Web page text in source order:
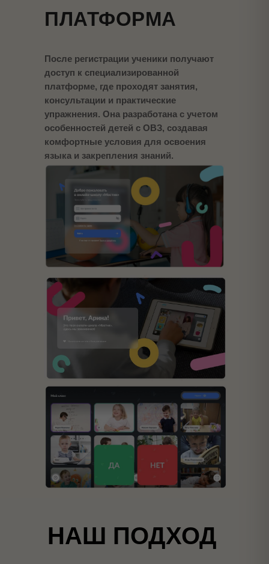
ПЛАТФОРМА
После регистрации ученики получают
доступ к специализированной
платформе, где проходят занятия,
консультации и практические
упражнения. Она разработана с учетом
особенностей детей с ОВЗ, создавая
комфортные условия для освоения
языка и закрепления знаний.
НАШ ПОДХОД